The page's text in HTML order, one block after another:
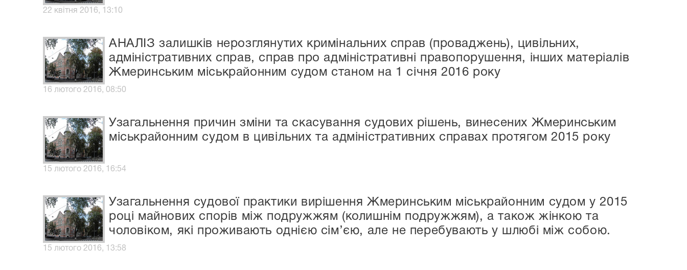
22 квітня 2016, 13:10
АНАЛІЗ залишків нерозглянутих кримінальних справ (проваджень), цивільних,
адміністративних справ, справ про адміністративні правопорушення, інших матеріалів
Жмеринським міськрайонним судом станом на 1 січня 2016 року
16 лютого 2016, 08:50
Узагальнення причин зміни та скасування судових рішень, винесених Жмеринським
міськрайонним судом в цивільних та адміністративних справах протягом 2015 року
15 лютого 2016, 16:54
Узагальнення судової практики вирішення Жмеринським міськрайонним судом у 2015
році майнових спорів між подружжям (колишнім подружжям), а також жінкою та
чоловіком, які проживають однією сім’єю, але не перебувають у шлюбі між собою.
15 лютого 2016, 13:58